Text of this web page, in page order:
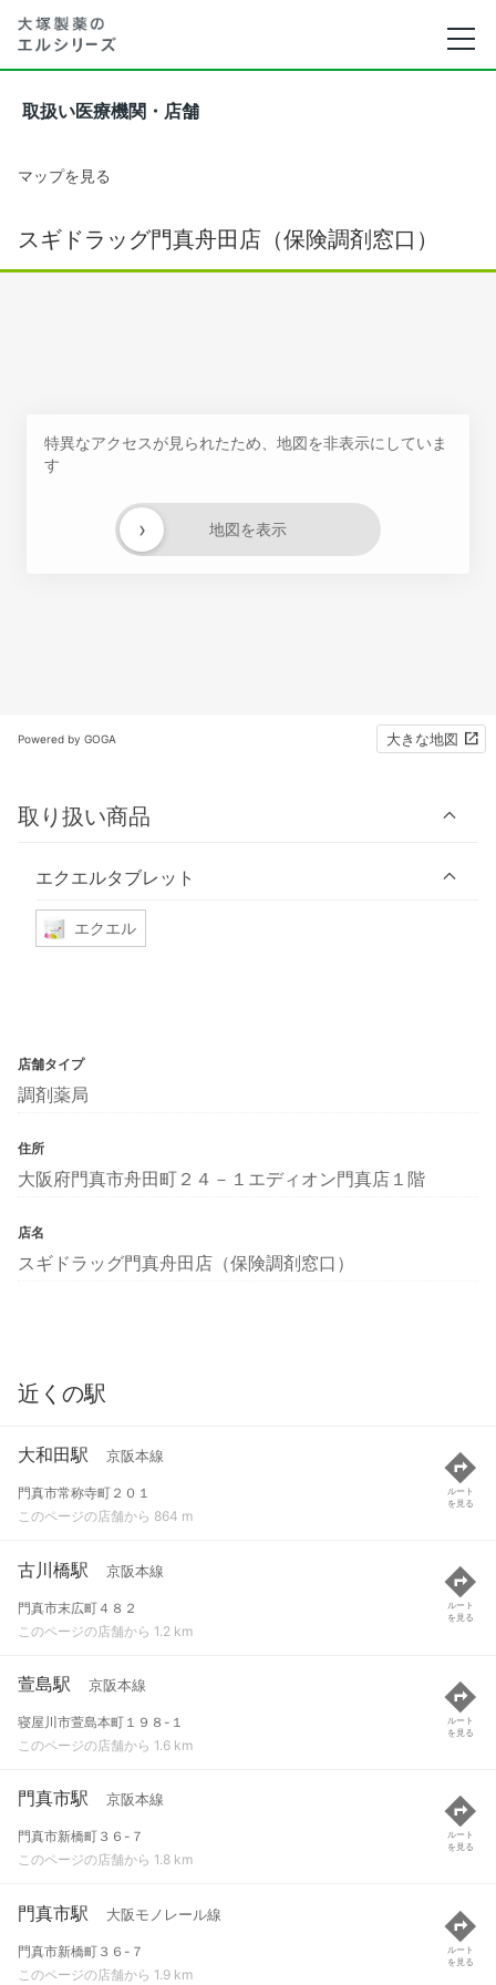
取扱い医療機関・店舗
マップを見る
スギドラッグ門真舟田店（保険調剤窓口）
特異なアクセスが見られたため、地図を非表示にしていま
す
地図を表示
›
Powered by GOGA 大きな地図
取り扱い商品
エクエルタブレット
エクエル
店舗タイプ
調剤薬局
住所
大阪府門真市舟田町２４－１エディオン門真店１階
店名
スギドラッグ門真舟田店（保険調剤窓口）
近くの駅
大和田駅 京阪本線
門真市常称寺町２０１
このページの店舗から 864 m
ルート
を見る
古川橋駅 京阪本線
門真市末広町４８２
このページの店舗から 1.2 km
ルート
を見る
萱島駅 京阪本線
寝屋川市萱島本町１９８-１
このページの店舗から 1.6 km
ルート
を見る
門真市駅 京阪本線
門真市新橋町３６-７
このページの店舗から 1.8 km
ルート
を見る
門真市駅 大阪モノレール線
門真市新橋町３６-７
このページの店舗から 1.9 km
ルート
を見る